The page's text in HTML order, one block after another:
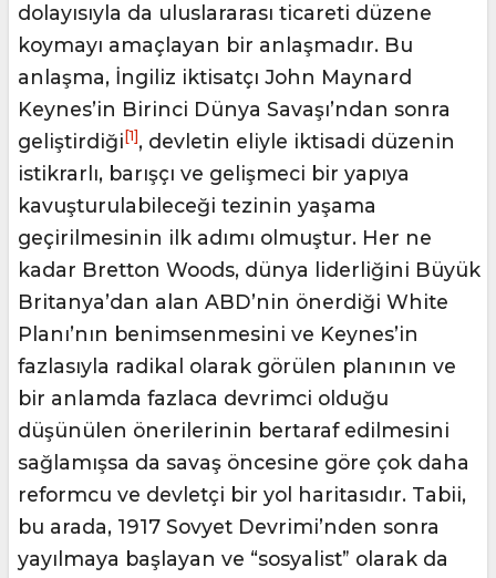
dolayısıyla da uluslararası ticareti düzene
koymayı amaçlayan bir anlaşmadır. Bu
anlaşma, İngiliz iktisatçı John Maynard
Keynes’in Birinci Dünya Savaşı’ndan sonra
geliştirdiği[1], devletin eliyle iktisadi düzenin
istikrarlı, barışçı ve gelişmeci bir yapıya
kavuşturulabileceği tezinin yaşama
geçirilmesinin ilk adımı olmuştur. Her ne
kadar Bretton Woods, dünya liderliğini Büyük
Britanya’dan alan ABD’nin önerdiği White
Planı’nın benimsenmesini ve Keynes’in
fazlasıyla radikal olarak görülen planının ve
bir anlamda fazlaca devrimci olduğu
düşünülen önerilerinin bertaraf edilmesini
sağlamışsa da savaş öncesine göre çok daha
reformcu ve devletçi bir yol haritasıdır. Tabii,
bu arada, 1917 Sovyet Devrimi’nden sonra
yayılmaya başlayan ve “sosyalist” olarak da